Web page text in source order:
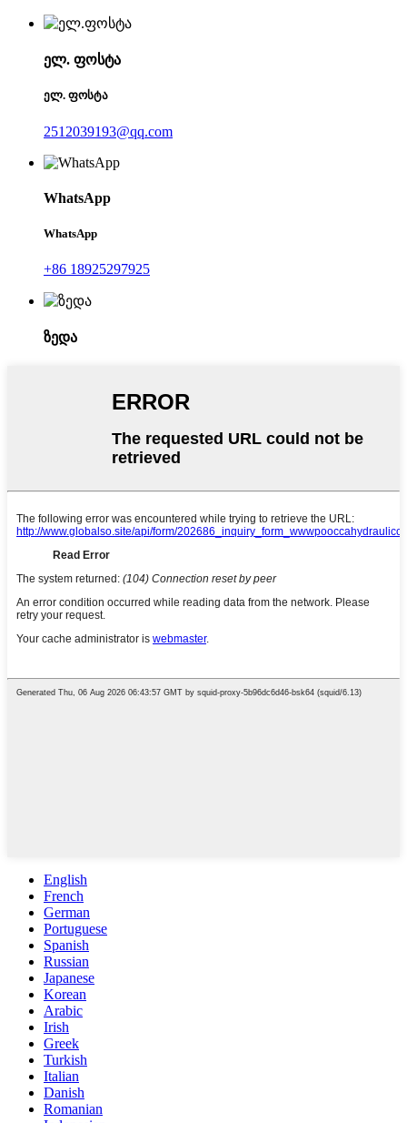
ელ. ფოსტა
ელ. ფოსტა
2512039193@qq.com
WhatsApp
WhatsApp
+86 18925297925
ზედა
English
French
German
Portuguese
Spanish
Russian
Japanese
Korean
Arabic
Irish
Greek
Turkish
Italian
Danish
Romanian